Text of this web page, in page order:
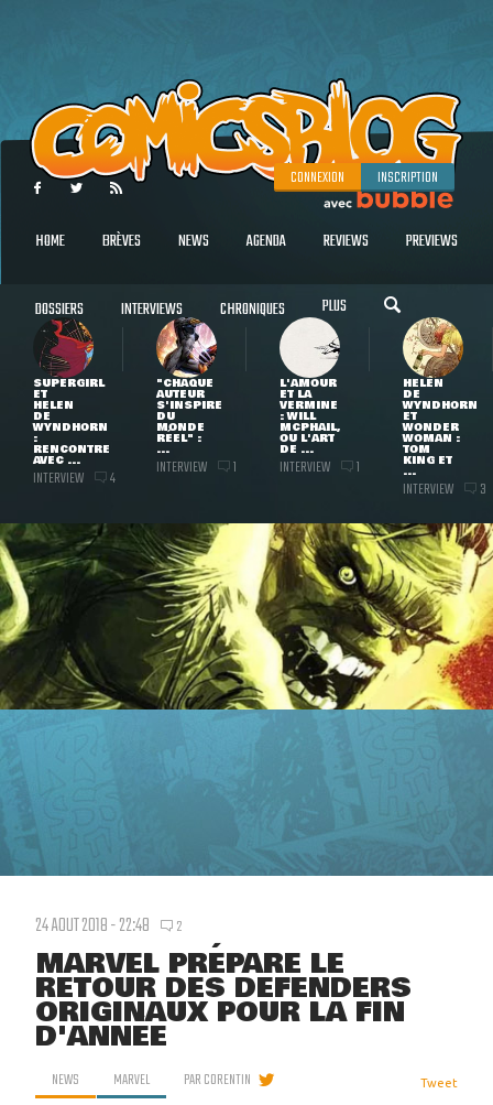
CONNEXION INSCRIPTION
HOME BRÈVES NEWS AGENDA REVIEWS PREVIEWS
DOSSIERS INTERVIEWS CHRONIQUES PLUS
SUPERGIRL
ET
HELEN
DE
WYNDHORN
:
RENCONTRE
AVEC ...
INTERVIEW 4
"CHAQUE
AUTEUR
S'INSPIRE
DU
MONDE
RÉEL" :
...
INTERVIEW 1
L'AMOUR
ET LA
VERMINE
: WILL
MCPHAIL,
OU L'ART
DE ...
INTERVIEW 1
HELEN
DE
WYNDHORN
ET
WONDER
WOMAN :
TOM
KING ET
...
INTERVIEW 3
24 AOUT 2018 - 22:48 2
MARVEL PRÉPARE LE
RETOUR DES DEFENDERS
ORIGINAUX POUR LA FIN
D'ANNÉE
NEWS MARVEL PARCORENTIN Tweet